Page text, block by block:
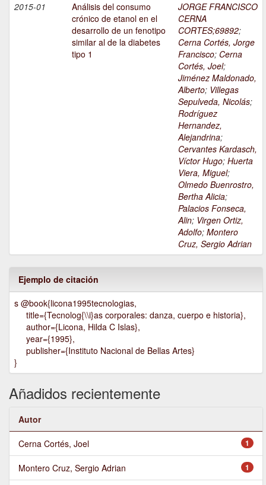
2015-01
Análisis del consumo
crónico de etanol en el
desarrollo de un fenotipo
similar al de la diabetes
tipo 1
JORGE FRANCISCO
CERNA
CORTES;69892;
Cerna Cortés, Jorge
Francisco; Cerna
Cortés, Joel;
Jiménez Maldonado,
Alberto; Villegas
Sepulveda, Nicolás;
Rodríguez
Hernandez,
Alejandrina;
Cervantes Kardasch,
Víctor Hugo; Huerta
Viera, Miguel;
Olmedo Buenrostro,
Bertha Alicia;
Palacios Fonseca,
Alin; Virgen Ortiz,
Adolfo; Montero
Cruz, Sergio Adrian
Ejemplo de citación
s @book{licona1995tecnologias,
title={Tecnolog{\\i}as corporales: danza, cuerpo e historia},
author={Licona, Hilda C Islas},
year={1995},
publisher={Instituto Nacional de Bellas Artes}
}
Añadidos recientemente
Autor
1
Cerna Cortés, Joel
1
Montero Cruz, Sergio Adrian